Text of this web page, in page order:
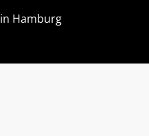
in Hamburg